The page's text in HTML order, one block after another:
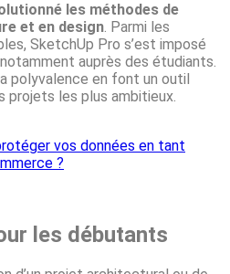
les méthodes de
et en design. Parmi les
SketchUp Pro s’est imposé
auprès des étudiants.
polyvalence en font un outil
projets les plus ambitieux.
vos données en tant
?
les débutants